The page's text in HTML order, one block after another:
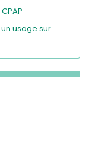
usage sur